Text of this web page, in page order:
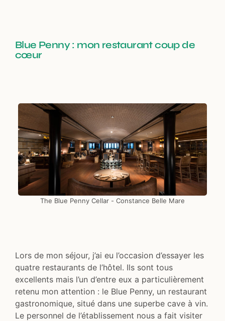
Blue Penny : mon restaurant coup de
cœur
The Blue Penny Cellar - Constance Belle Mare
Lors de mon séjour, j’ai eu l’occasion d’essayer les
quatre restaurants de l’hôtel. Ils sont tous
excellents mais l’un d’entre eux a particulièrement
retenu mon attention : le Blue Penny, un restaurant
gastronomique, situé dans une superbe cave à vin.
Le personnel de l’établissement nous a fait visiter